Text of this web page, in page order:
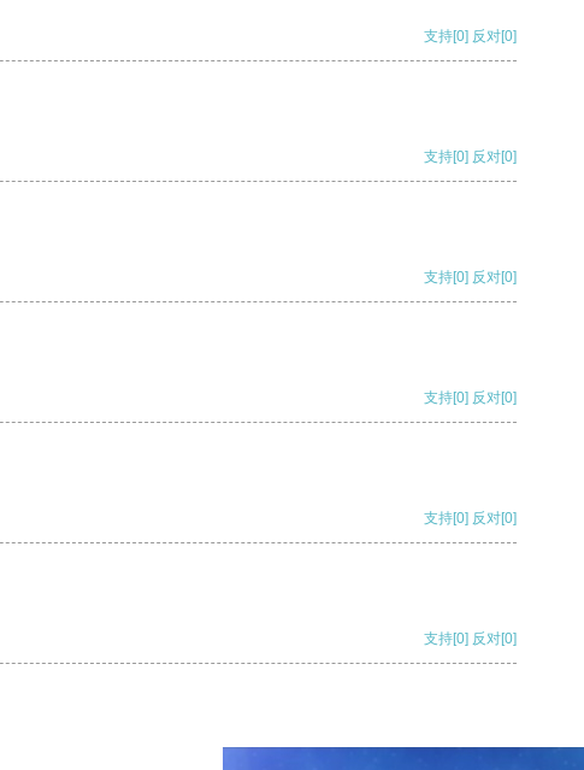
支持[0] 反对[0]
支持[0] 反对[0]
支持[0] 反对[0]
支持[0] 反对[0]
支持[0] 反对[0]
支持[0] 反对[0]